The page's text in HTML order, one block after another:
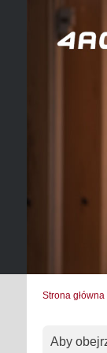
Strona główna
Aby